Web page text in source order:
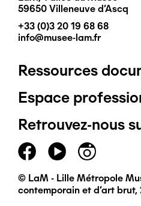
59650 Villeneuve d'Ascq
+33 (0)3 20 19 68 68
info@musee-lam.fr
Pied
de
page
principal
Ressources
Espace
Retrouvez-nous
© LaM - Lille Métropole
contemporain et d'art brut,